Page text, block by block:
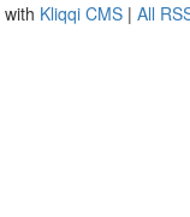
Kliqqi CMS | All